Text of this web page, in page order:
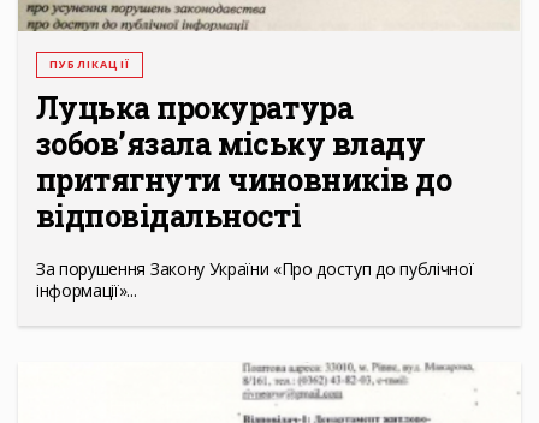
ПУБЛІКАЦІЇ
Луцька прокуратура
зобов’язала міську владу
притягнути чиновників до
відповідальності
За порушення Закону України «Про доступ до публічної
інформації»...